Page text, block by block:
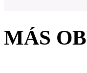
MÁS